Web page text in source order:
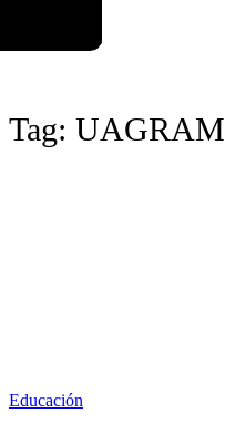
Tag: UAGRAM
Educación